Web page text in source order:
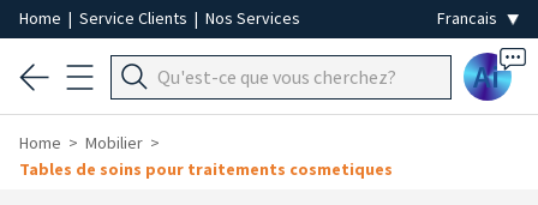
Home | Service Clients | Nos Services
Ai
Home
Mobilier
Tables de soins pour traitements cosmetiques